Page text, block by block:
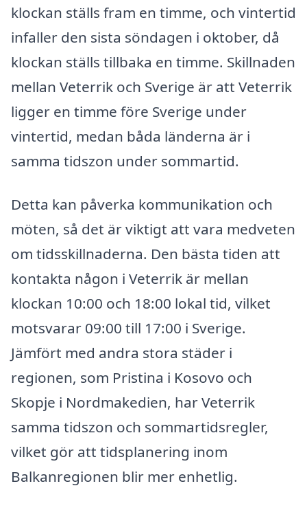
klockan ställs fram en timme, och vintertid
infaller den sista söndagen i oktober, då
klockan ställs tillbaka en timme. Skillnaden
mellan Veterrik och Sverige är att Veterrik
ligger en timme före Sverige under
vintertid, medan båda länderna är i
samma tidszon under sommartid.
Detta kan påverka kommunikation och
möten, så det är viktigt att vara medveten
om tidsskillnaderna. Den bästa tiden att
kontakta någon i Veterrik är mellan
klockan 10:00 och 18:00 lokal tid, vilket
motsvarar 09:00 till 17:00 i Sverige.
Jämfört med andra stora städer i
regionen, som Pristina i Kosovo och
Skopje i Nordmakedien, har Veterrik
samma tidszon och sommartidsregler,
vilket gör att tidsplanering inom
Balkanregionen blir mer enhetlig.